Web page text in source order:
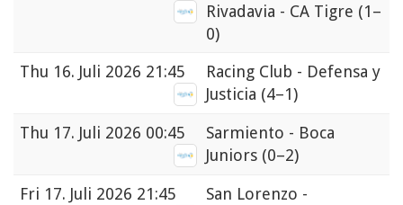
Rivadavia - CA Tigre (1–
0)
Thu 16. Juli 2026 21:45
Racing Club - Defensa y
Justicia (4–1)
Thu 17. Juli 2026 00:45
Sarmiento - Boca
Juniors (0–2)
Fri 17. Juli 2026 21:45
San Lorenzo -